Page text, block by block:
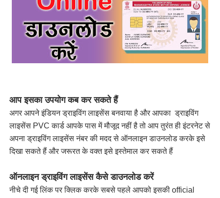
आप इसका उपयोग कब कर सकते हैं
अगर आपने इंडियन ड्राइविंग लाइसेंस बनवाया है और आपका ड्राइविंग
लाइसेंस PVC कार्ड आपके पास में मौजूद नहीं है तो आप तुरंत ही इंटरनेट से
अपना ड्राइविंग लाइसेंस नंबर की मदद से ऑनलाइन डाउनलोड करके इसे
दिखा सकते हैं और जरूरत के वक्त इसे इस्तेमाल कर सकते हैं
ऑनलाइन ड्राइविंग लाइसेंस कैसे डाउनलोड करें
नीचे दी गई लिंक पर क्लिक करके सबसे पहले आपको इसकी official